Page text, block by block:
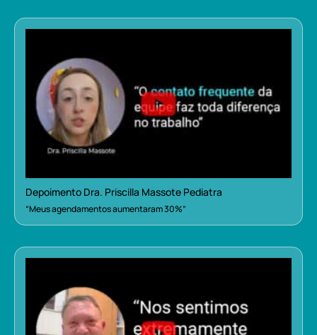
Depoimento Dra. Priscilla Massote Pediatra
“Meus agendamentos aumentaram 30%”